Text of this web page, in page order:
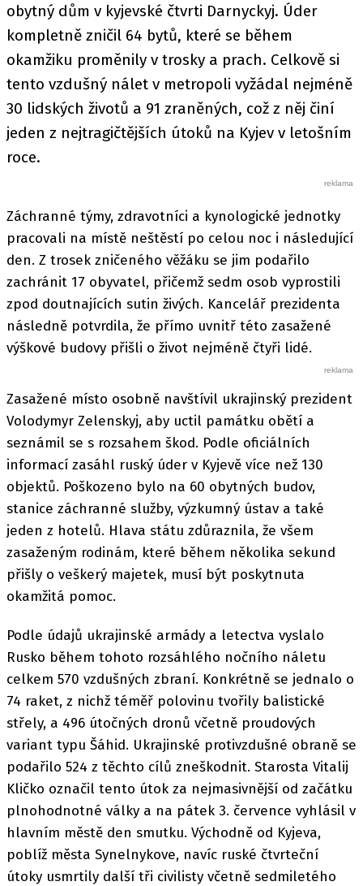
obytný dům v kyjevské čtvrti Darnyckyj. Úder
kompletně zničil 64 bytů, které se během
okamžiku proměnily v trosky a prach. Celkově si
tento vzdušný nálet v metropoli vyžádal nejméně
30 lidských životů a 91 zraněných, což z něj činí
jeden z nejtragičtějších útoků na Kyjev v letošním
roce.
Záchranné týmy, zdravotníci a kynologické jednotky
pracovali na místě neštěstí po celou noc i následující
den. Z trosek zničeného věžáku se jim podařilo
zachránit 17 obyvatel, přičemž sedm osob vyprostili
zpod doutnajících sutin živých. Kancelář prezidenta
následně potvrdila, že přímo uvnitř této zasažené
výškové budovy přišli o život nejméně čtyři lidé.
Zasažené místo osobně navštívil ukrajinský prezident
Volodymyr Zelenskyj, aby uctil památku obětí a
seznámil se s rozsahem škod. Podle oficiálních
informací zasáhl ruský úder v Kyjevě více než 130
objektů. Poškozeno bylo na 60 obytných budov,
stanice záchranné služby, výzkumný ústav a také
jeden z hotelů. Hlava státu zdůraznila, že všem
zasaženým rodinám, které během několika sekund
přišly o veškerý majetek, musí být poskytnuta
okamžitá pomoc.
Podle údajů ukrajinské armády a letectva vyslalo
Rusko během tohoto rozsáhlého nočního náletu
celkem 570 vzdušných zbraní. Konkrétně se jednalo o
74 raket, z nichž téměř polovinu tvořily balistické
střely, a 496 útočných dronů včetně proudových
variant typu Šáhid. Ukrajinské protivzdušné obraně se
podařilo 524 z těchto cílů zneškodnit. Starosta Vitalij
Kličko označil tento útok za nejmasivnější od začátku
plnohodnotné války a na pátek 3. července vyhlásil v
hlavním městě den smutku. Východně od Kyjeva,
poblíž města Synelnykove, navíc ruské čtvrteční
útoky usmrtily další tři civilisty včetně sedmiletého